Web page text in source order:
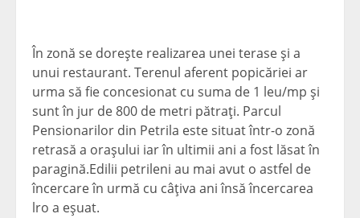
În zonă se doreşte realizarea unei terase şi a
unui restaurant. Terenul aferent popicăriei ar
urma să fie concesionat cu suma de 1 leu/mp şi
sunt în jur de 800 de metri pătraţi. Parcul
Pensionarilor din Petrila este situat într-o zonă
retrasă a oraşului iar în ultimii ani a fost lăsat în
paragină.Edilii petrileni au mai avut o astfel de
încercare în urmă cu câţiva ani însă încercarea
lro a eşuat.